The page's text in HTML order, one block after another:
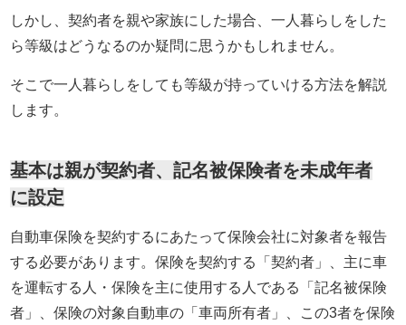
しかし、契約者を親や家族にした場合、一人暮らしをした
ら等級はどうなるのか疑問に思うかもしれません。
そこで一人暮らしをしても等級が持っていける方法を解説
します。
基本は親が契約者、記名被保険者を未成年者
に設定
自動車保険を契約するにあたって保険会社に対象者を報告
する必要があります。保険を契約する「契約者」、主に車
を運転する人・保険を主に使用する人である「記名被保険
者」、保険の対象自動車の「車両所有者」、この3者を保険